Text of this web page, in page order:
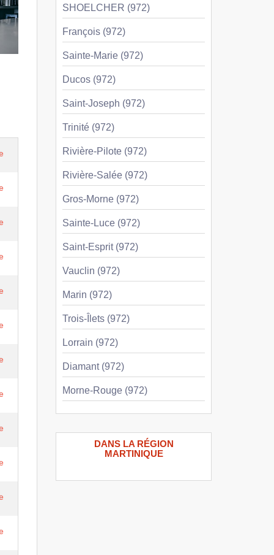
SHOELCHER (972)
François (972)
Sainte-Marie (972)
Ducos (972)
Saint-Joseph (972)
Trinité (972)
Rivière-Pilote (972)
Rivière-Salée (972)
Gros-Morne (972)
Sainte-Luce (972)
Saint-Esprit (972)
Vauclin (972)
Marin (972)
Trois-Îlets (972)
Lorrain (972)
Diamant (972)
Morne-Rouge (972)
DANS LA RÉGION
MARTINIQUE